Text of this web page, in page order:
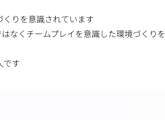
りを意識されています
なくチームプレイを意識した環境づくりを
です